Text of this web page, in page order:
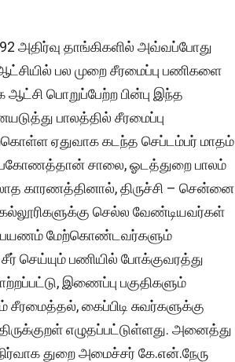
அதிர்வு தாங்கிகளில் அவ்வப்போது
பல முறை சீரமைப்பு பணிகளை
பொறுப்பேற்ற பின்பு இந்த
பாலத்தில் சீரமைப்பு
ஏதுவாக கடந்த செப்டம்பர் மாதம்
சாலை, ஓடத்துறை பாலம்
காரணத்தினால், திருச்சி – சென்னை
செல்ல வேண்டியவர்கள்
பயணம் மேற்கொண்டவர்களும்
செய்யும் பணியில் போக்குவரத்து
இணைப்பு பகுதிகளும்
கைப்பிடி சுவர்களுக்கு
எழுதப்பட்டுள்ளது. அனைத்து
துறை அமைச்சர் கே.என்.நேரு